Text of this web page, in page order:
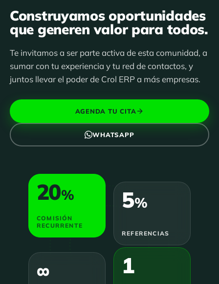
Construyamos oportunidades
que generen valor para todos.
Te invitamos a ser parte activa de esta comunidad, a
sumar con tu experiencia y tu red de contactos, y
juntos llevar el poder de Crol ERP a más empresas.
AGENDA TU CITA
WHATSAPP
20%
COMISIÓN
RECURRENTE
5%
REFERENCIAS
∞ 1